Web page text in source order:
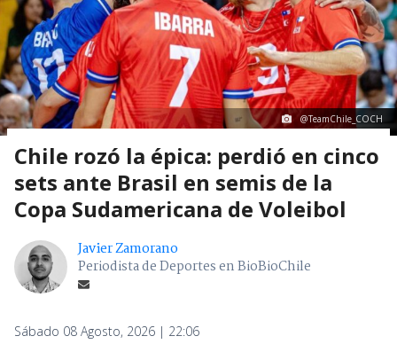
@TeamChile_COCH
Chile rozó la épica: perdió en cinco
sets ante Brasil en semis de la
Copa Sudamericana de Voleibol
Javier Zamorano
Periodista de Deportes en BioBioChile
Sábado 08 Agosto, 2026 | 22:06